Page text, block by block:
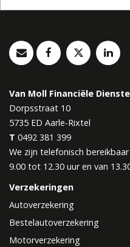
Van Moll Financiële
Dorpsstraat 10
5735 ED Aarle-Rixtel
T 0492 381 399
We zijn telefonisch
9.00 tot 12.30 uur en van
Verzekeringen
Autoverzekering
Bestelautoverzekering
Motorverzekering